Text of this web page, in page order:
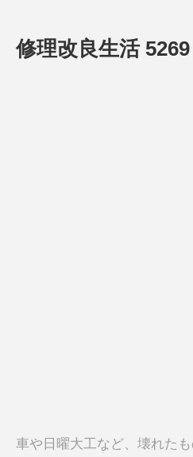
修理改良生活
車や日曜大工など、壊れた